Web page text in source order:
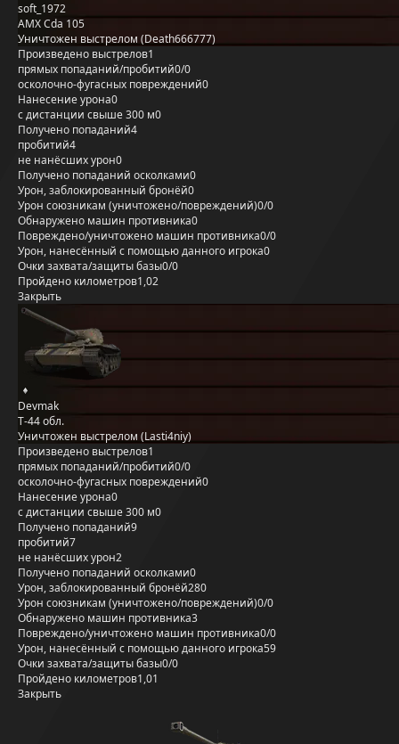
soft_1972
AMX Cda 105
Уничтожен выстрелом (Death666777)
Произведено выстрелов1
прямых попаданий/пробитий0/0
осколочно-фугасных повреждений0
Нанесение урона0
с дистанции свыше 300 м0
Получено попаданий4
пробитий4
не нанёсших урон0
Получено попаданий осколками0
Урон, заблокированный бронёй0
Урон союзникам (уничтожено/повреждений)0/0
Обнаружено машин противника0
Повреждено/уничтожено машин противника0/0
Урон, нанесённый с помощью данного игрока0
Очки захвата/защиты базы0/0
Пройдено километров1,02
Закрыть
Devmak
Т-44 обл.
Уничтожен выстрелом (Lasti4niy)
Произведено выстрелов1
прямых попаданий/пробитий0/0
осколочно-фугасных повреждений0
Нанесение урона0
с дистанции свыше 300 м0
Получено попаданий9
пробитий7
не нанёсших урон2
Получено попаданий осколками0
Урон, заблокированный бронёй280
Урон союзникам (уничтожено/повреждений)0/0
Обнаружено машин противника3
Повреждено/уничтожено машин противника0/0
Урон, нанесённый с помощью данного игрока59
Очки захвата/защиты базы0/0
Пройдено километров1,01
Закрыть